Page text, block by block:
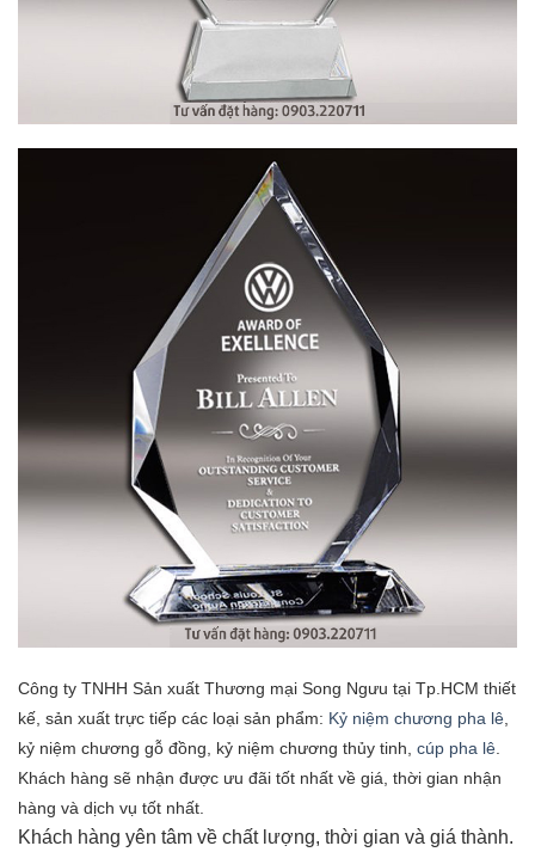
Công ty TNHH Sản xuất Thương mại Song Ngưu tại Tp.HCM thiết
kế, sản xuất trực tiếp các loại sản phẩm: Kỷ niệm chương pha lê
kỷ niệm chương gỗ đồng, kỷ niệm chương thủy tinh, cúp pha lê
Khách hàng sẽ nhận được ưu đãi tốt nhất về giá, thời gian nhận
hàng và dịch vụ tốt nhất.
Khách hàng yên tâm về chất lượng, thời gian và giá thành.